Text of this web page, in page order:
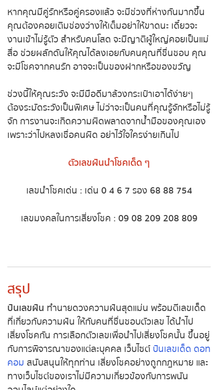
หวยหุ้นสด
หวยหุ้นไทย เย็น
หวยหุ้นนิเคอิ เช้า
หวยหุ้นนิเคอิ บ่าย
หวยหุ้นฮั่งเส็ง เช้า
หวยหุ้นฮั่งเส็ง บ่าย
หวยหุ้นจีน เช้า
หวยหุ้นไต้หวัน
หวยหุ้นสิงคโปร์
หวยหุ้นอิยิป
หวยหุ้นเยอรมัน
หวยหุ้นอังกฤษ
หากคุณมีคู่รักหรือคู่ครองแล้ว จะมีช่วงที่ห่างกันมาก
ขึ้น คุณต้องคอยเติมช่องว่างให้เต็มอย่าให้ขาดนะ เดี๋ยว
จะงานเข้าไม่รู้ตัว สำหรับคนโสด จะมีญาติผู้ใหญ่คอย
เป็นแม่สื่อ ช่วยผลักดันให้คุณได้ลงเอยกับคนคุณที่ชื่น
ชอบ คุณจะมีโชคจากคนรัก อาจจะเป็นของฝากหรือ
ช่วงนี้ให้คุณระวัง จะมีมือดีมาล้วงกระเป๋าเอาได้ง่ายๆ
ต้องระมัดระวังเป็นพิเศษ ไม่ว่าจะเป็นคนที่คุณรู้จักหรือ
ไม่รู้จัก การงานจะเกิดความผิดพลาดจากน้ำมือของ
ตัวเลขฝันนำโชคเด็ด ๆ
เลขนำโชคเด่น : เด่น0 4 6 7รอง68 88 754
สรุป
ปันเลขฝันทำนายดวงความฝันสุดแม่น พร้อมตีเลข
เด็ด ที่เกี่ยวกับความฝัน ให้กับคนที่ชื่นชอบตัวเลข ได้นำ
ไปเสี่ยงโชคกันการเลือกตัวเลขเพื่อนำไปเสี่ยงโชคนั้น
ขึ้นอยู่กับการพิจารณาของแต่ละบุคคลเว็บไซต์ปันเลข
เด็ด ดอทคอมสนับสนุนให้ทุกท่าน เสี่ยงโชคอย่างถูก